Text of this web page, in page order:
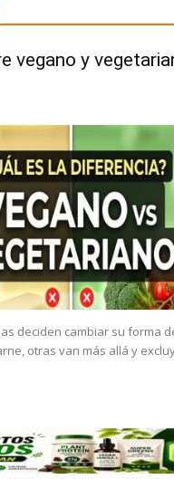
vegano y
deciden cambiar su forma
otras van más allá y